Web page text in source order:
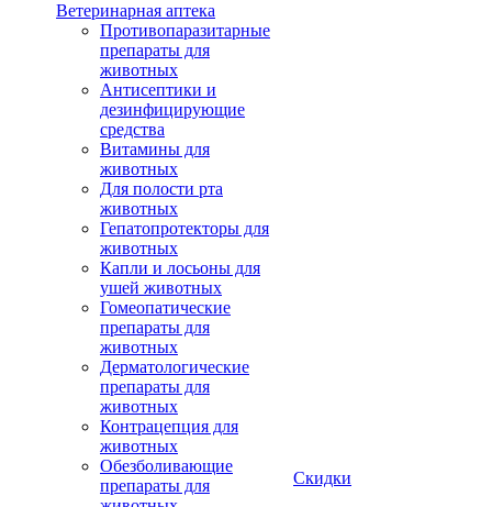
Ветеринарная аптека
Противопаразитарные
препараты для
животных
Антисептики и
дезинфицирующие
средства
Витамины для
животных
Для полости рта
животных
Гепатопротекторы для
животных
Капли и лосьоны для
ушей животных
Гомеопатические
препараты для
животных
Дерматологические
препараты для
животных
Контрацепция для
животных
Обезболивающие
препараты для
Скидки